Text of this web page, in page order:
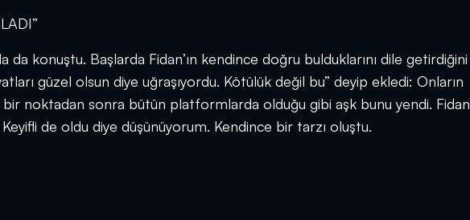
da konuştu. Başlarda Fidan’ın kendince doğru bulduklarını dile getirdiğini
güzel olsun diye uğraşıyordu. Kötülük değil bu” deyip ekledi: Onların
bir noktadan sonra bütün platformlarda olduğu gibi aşk bunu yendi. Fidan
Keyifli de oldu diye düşünüyorum. Kendince bir tarzı oluştu.